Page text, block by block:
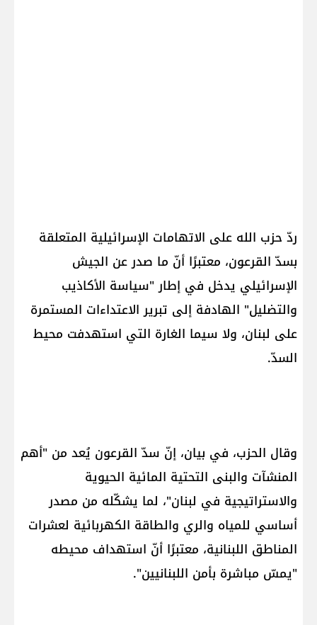
ردّ حزب الله على الاتهامات الإسرائيلية المتعلقة
بسدّ القرعون، معتبرًا أنّ ما صدر عن الجيش
الإسرائيلي يدخل في إطار "سياسة الأكاذيب
والتضليل" الهادفة إلى تبرير الاعتداءات المستمرة
على لبنان، ولا سيما الغارة التي استهدفت محيط
السدّ.
وقال الحزب، في بيان، إنّ سدّ القرعون يُعد من "أهم
المنشآت والبنى التحتية المائية الحيوية
والاستراتيجية في لبنان"، لما يشكّله من مصدر
أساسي للمياه والري والطاقة الكهربائية لعشرات
المناطق اللبنانية، معتبرًا أنّ استهداف محيطه
"يمسّ مباشرة بأمن اللبنانيين".